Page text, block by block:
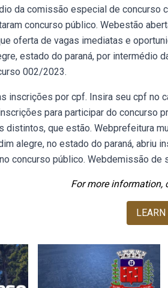
da comissão especial de concurso
concurso público. Webestão
oferta de vagas imediatas e
estado do paraná, por intermédio
002/2023.
inscrições por cpf. Insira seu cpf no
para participar do concurso
que estão. Webprefeitura
alegre, no estado do paraná, abriu
concurso público. Webdemissão
For more information,